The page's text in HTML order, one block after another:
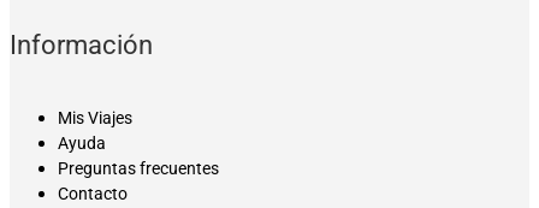
Información
Mis Viajes
Ayuda
Preguntas frecuentes
Contacto